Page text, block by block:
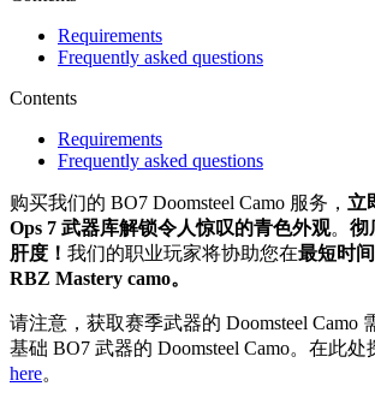
Requirements
Frequently asked questions
Contents
Requirements
Frequently asked questions
购买我们的 BO7 Doomsteel Camo 服务， 立
Ops 7 武器库解锁令人惊叹的青色外观。 彻
肝度！ 我们的职业玩家将协助您在最短时
RBZ Mastery camo。
请注意，获取赛季武器的 Doomsteel Camo
基础 BO7 武器的 Doomsteel Camo。在此
here。